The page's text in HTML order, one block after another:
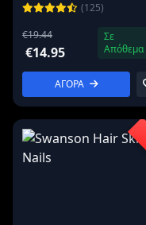
(125)
€19.44
€14.95
Σε
Απόθεμα
ΑΓΟΡΑ